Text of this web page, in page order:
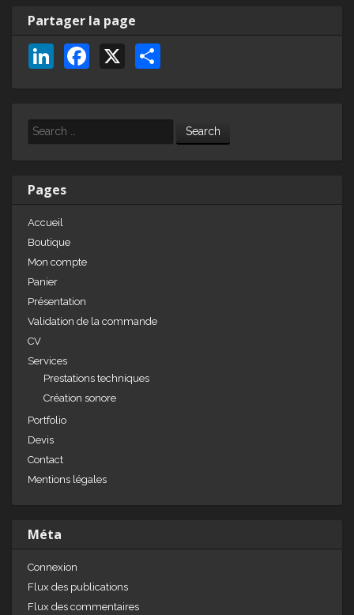
Partager la page
Li
e
n
o
X
Search
Pages
Accueil
Boutique
Mon compte
Panier
Présentation
Validation de la commande
CV
Services
Prestations techniques
Création sonore
Portfolio
Devis
Contact
Mentions légales
Méta
Connexion
Flux des publications
Flux des commentaires